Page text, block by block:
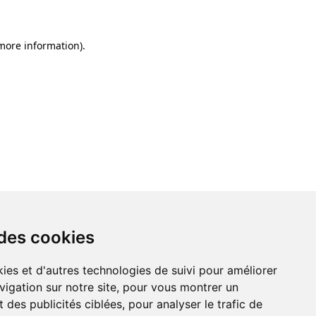
cookies
et d'autres technologies de suivi pour améliorer
sur notre site, pour vous montrer un
des publicités ciblées, pour analyser le trafic de
information).